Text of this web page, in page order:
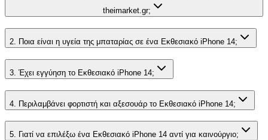
theimarket.gr;
2. Ποια είναι η υγεία της μπαταρίας σε ένα Εκθεσιακό iPhone 14;
3. Έχει εγγύηση το Εκθεσιακό iPhone 14;
4. Περιλαμβάνει φορτιστή και αξεσουάρ το Εκθεσιακό iPhone 14;
5. Γιατί να επιλέξω ένα Εκθεσιακό iPhone 14 αντί για καινούργιο;